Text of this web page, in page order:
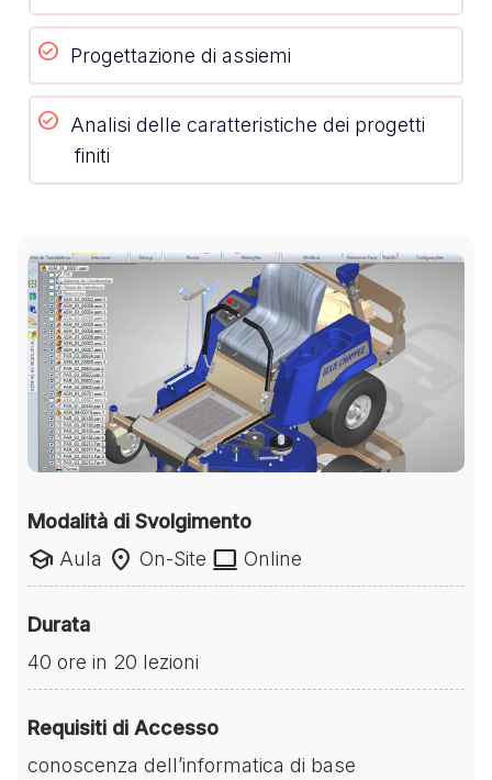
Progettazione di assiemi
Analisi delle caratteristiche dei progetti
finiti
Modalità di Svolgimento
school Aula location_on On-Site laptop Online
Durata
40 ore in 20 lezioni
Requisiti di Accesso
conoscenza dell’informatica di base